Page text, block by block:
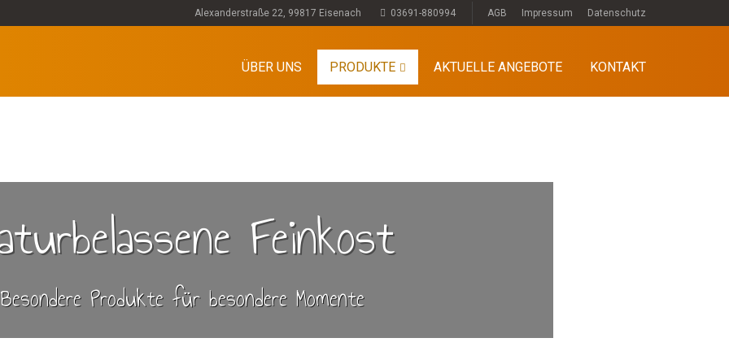
Alexanderstraße 22, 99817 Eisenach 03691-880994 AGB Impressum Datenschutz
ÜBER UNS PRODUKTE AKTUELLE ANGEBOTE KONTAKT
Feinkost
Besondere Produkte für besondere Momente